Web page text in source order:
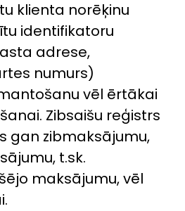
klienta norēķinu
identifikatoru
adrese,
numurs)
vēl ērtākai
Zibsaišu reģistrs
gan zibmaksājumu,
t.sk.
maksājumu, vēl